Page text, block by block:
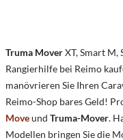
Truma MoverXT, Smart M,
Rangierhilfe bei Reimo
manövrieren Sie Ihren
Reimo-Shop bares Geld!
Moveund Truma-Mover.
Modellen bringen Sie die